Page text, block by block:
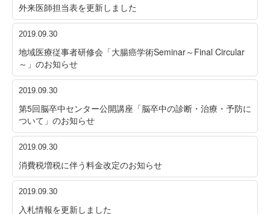
外来医師担当表を更新しました
2019.09.30
地域医療従事者研修会「大腸癌学術Seminar～Final Circular
～」のお知らせ
2019.09.30
第5回脳卒中センター公開講座「脳卒中の診断・治療・予防に
ついて」のお知らせ
2019.09.30
消費税増税に伴う料金改定のお知らせ
2019.09.30
入札情報を更新しました